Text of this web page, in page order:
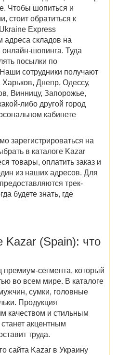
Чтобы шопиться и
стоит обратиться к
Express
адреса складов на
шопинга. Туда
посылки по
сотрудники получают
Харьков, Днепр, Одессу,
Винницу, Запорожье,
либо другой город
кабинете
зарегистрироваться на
в каталоге Kazar
товары, оплатить заказ и
из наших адресов. Для
трек-
будете знать, где
Kazar (Spain): что
сегмента, который
во всем мире. В каталоге
сумки, головные
Продукция
качеством и стильным
акцентным
труда.
сайта Kazar в Украину